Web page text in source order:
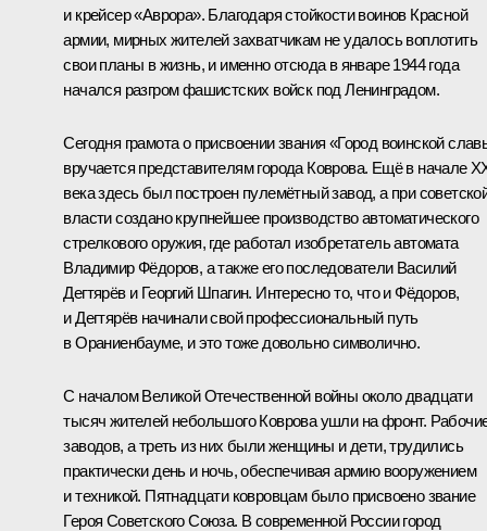
и крейсер «Аврора». Благодаря стойкости воинов Красной
армии, мирных жителей захватчикам не удалось воплотить
свои планы в жизнь, и именно отсюда в январе 1944 года
начался разгром фашистских войск под Ленинградом.
Сегодня грамота о присвоении звания «Город воинской
вручается представителям города Коврова. Ещё в начале
века здесь был построен пулемётный завод, а при
власти создано крупнейшее производство автоматического
стрелкового оружия, где работал изобретатель автомата
Владимир Фёдоров, а также его последователи Василий
Дегтярёв и Георгий Шпагин. Интересно то, что и Фёдоров,
и Дегтярёв начинали свой профессиональный путь
в Ораниенбауме, и это тоже довольно символично.
С началом Великой Отечественной войны около двадцати
тысяч жителей небольшого Коврова ушли на фронт.
заводов, а треть из них были женщины и дети, трудились
практически день и ночь, обеспечивая армию вооружением
и техникой. Пятнадцати ковровцам было присвоено звание
Героя Советского Союза. В современной России город